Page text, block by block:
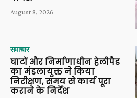
August 8, 2026
समाचार
घाटों और निर्माणाधीन हेलीपैड
का मंडलायुक्त ने किया
निरीक्षण, समय से कार्य पूरा
कराने के निर्देश